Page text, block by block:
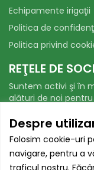
Despre
Folosim cookie-uri
navigare, pentru a
traficul nostru.
Echipamente irigaţii
Politica de
Politica privind
REŢELE DE
Suntem activi şi în
alături de noi
Facebook
AUTORITATEA
PROTECȚIA